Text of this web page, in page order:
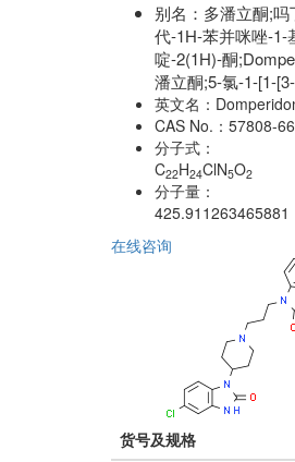
别名： 多潘立酮;
代-1H-苯并咪唑-1-
啶-2(1H)-酮
潘立酮;5-氯-1-[1-
英文名：
CAS No.： 57808-
分子式：
C22H24ClN5O2
分子量：
425.911263465881
在线咨询
货号及规格